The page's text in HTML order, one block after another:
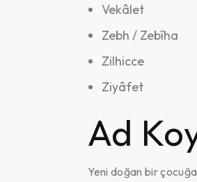
Vekâlet
Zebh / Zebîha
Zilhicce
Ziyâfet
Ad
Yeni doğan bir